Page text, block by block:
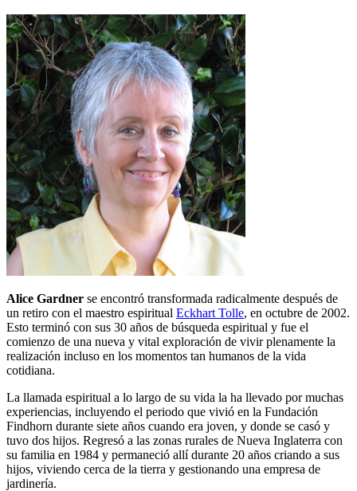
Alice Gardner se encontró transformada radicalmente después de
un retiro con el maestro espiritual Eckhart Tolle, en octubre de 2002.
Esto terminó con sus 30 años de búsqueda espiritual y fue el
comienzo de una nueva y vital exploración de vivir plenamente la
realización incluso en los momentos tan humanos de la vida
cotidiana.
La llamada espiritual a lo largo de su vida la ha llevado por muchas
experiencias, incluyendo el periodo que vivió en la Fundación
Findhorn durante siete años cuando era joven, y donde se casó y
tuvo dos hijos. Regresó a las zonas rurales de Nueva Inglaterra con
su familia en 1984 y permaneció allí durante 20 años criando a sus
hijos, viviendo cerca de la tierra y gestionando una empresa de
jardinería.